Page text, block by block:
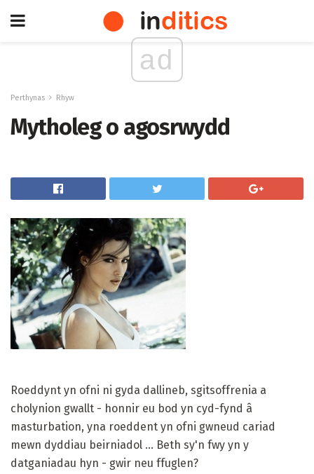
ad
Perthynas Rhyw
Mytholeg o agosrwydd
Roeddynt yn ofni ni gyda dallineb, sgitsoffrenia a
cholynion gwallt - honnir eu bod yn cyd-fynd â
masturbation, yna roeddent yn ofni gwneud cariad
mewn dyddiau beirniadol ... Beth sy'n fwy yn y
datganiadau hyn - gwir neu ffuglen?